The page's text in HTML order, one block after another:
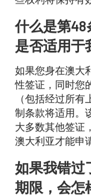
什么是第48
是否适用于
如果您身在澳大
性签证，同时您
（包括经过所
制条款将适用。
大多数其他签证
澳大利亚才能申
如果我错过
期限，会怎